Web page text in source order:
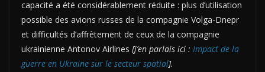
capacité a été considérablement réduite : plus d’utilisation
possible des avions russes de la compagnie Volga-Dnepr
et difficultés d’affrètement de ceux de la compagnie
ukrainienne Antonov Airlines [j’en parlais ici : Impact de la
guerre en Ukraine sur le secteur spatial].